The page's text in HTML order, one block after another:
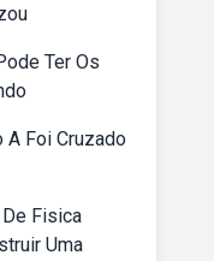
Ter Os
A Foi Cruzado
Fisica
Uma